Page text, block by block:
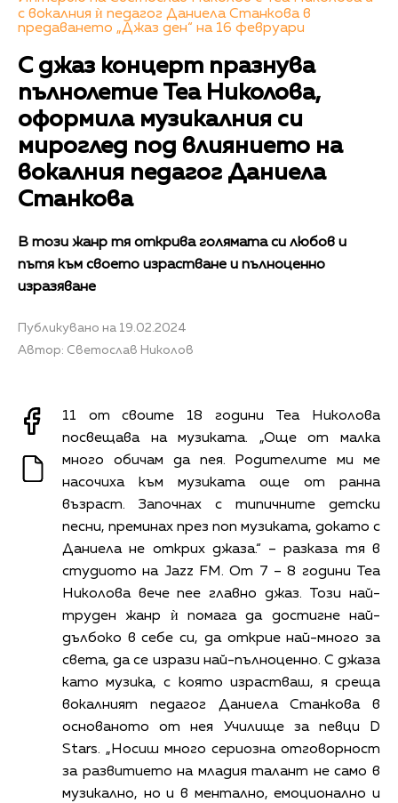
с вокалния ѝ педагог Даниела Станкова в
предаването „Джаз ден“ на 16 февруари
С джаз концерт празнува
пълнолетие Теа Николова,
оформила музикалния си
мироглед под влиянието на
вокалния педагог Даниела
Станкова
В този жанр тя открива голямата си любов и
пътя към своето израстване и пълноценно
изразяване
Публикувано на 19.02.2024
Автор: Светослав Николов
11 от своите 18 години Теа Николова
посвещава на музиката. „Още от малка
много обичам да пея. Родителите ми ме
насочиха към музиката още от ранна
възраст. Започнах с типичните детски
песни, преминах през поп музиката, докато с
Даниела не открих джаза.“ – разказа тя в
студиото на Jazz FM. От 7 – 8 години Теа
Николова вече пее главно джаз. Този най-
труден жанр ѝ помага да достигне най-
дълбоко в себе си, да открие най-много за
света, да се изрази най-пълноценно. С джаза
като музика, с която израстваш, я среща
вокалният педагог Даниела Станкова в
основаното от нея Училище за певци D
Stars. „Носиш много сериозна отговорност
за развитието на младия талант не само в
музикално, но и в ментално, емоционално и